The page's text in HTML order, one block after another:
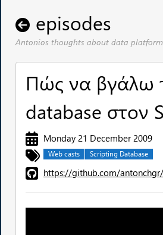
episodes
Antonios thoughts about data
Πώς να βγάλω
database στον
Monday 21 December 2009
Web casts Scripting Database
https://github.com/